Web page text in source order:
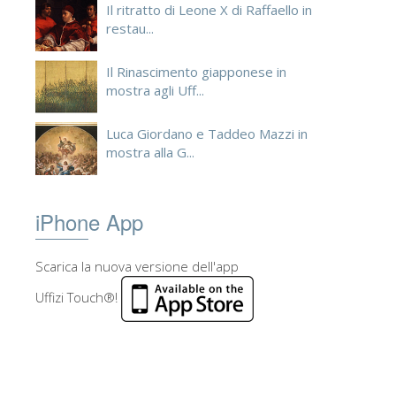
Il ritratto di Leone X di Raffaello in
restau...
Il Rinascimento giapponese in
mostra agli Uff...
Luca Giordano e Taddeo Mazzi in
mostra alla G...
iPhone App
Scarica la nuova versione dell'app
Uffizi Touch®!